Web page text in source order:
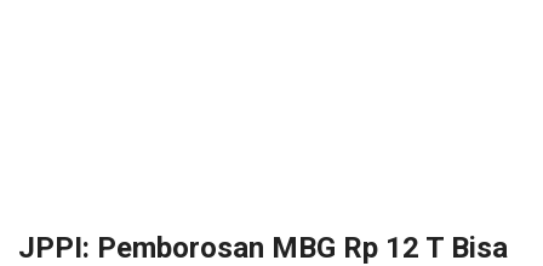
JPPI: Pemborosan MBG Rp 12 T Bisa